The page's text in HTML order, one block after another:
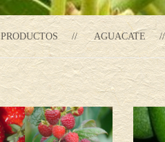
PRODUCTOS AGUACATE